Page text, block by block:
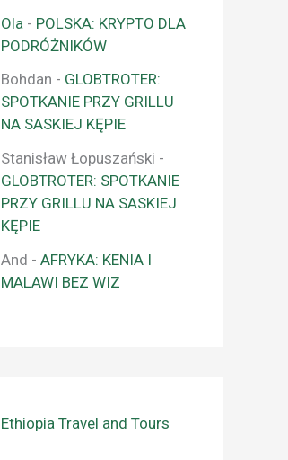
Ola - POLSKA: KRYPTO DLA
PODRÓŻNIKÓW
Bohdan - GLOBTROTER:
SPOTKANIE PRZY GRILLU
NA SASKIEJ KĘPIE
Stanisław Łopuszański -
GLOBTROTER: SPOTKANIE
PRZY GRILLU NA SASKIEJ
KĘPIE
And - AFRYKA: KENIA I
MALAWI BEZ WIZ
Ethiopia Travel and Tours